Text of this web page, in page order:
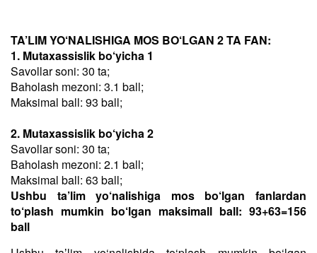
TA’LIM YO‘NALISHIGA MOS BO‘LGAN 2 TA FAN:
1. Mutaxassislik bo‘yicha 1
Savollar soni: 30 ta;
Baholash mezoni: 3.1 ball;
Maksimal ball: 93 ball;
2. Mutaxassislik bo‘yicha 2
Savollar soni: 30 ta;
Baholash mezoni: 2.1 ball;
Maksimal ball: 63 ball;
Ushbu ta’lim yo‘nalishiga mos bo‘lgan fanlardan
to‘plash mumkin bo‘lgan maksimall ball: 93+63=156
ball